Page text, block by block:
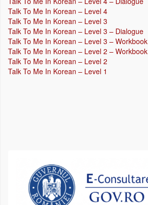
Talk To Me In Korean – Level 4
Talk To Me In Korean – Level 3
Talk To Me In Korean – Level 3 – Dialogue
Talk To Me In Korean – Level 3 – Workbook
Talk To Me In Korean – Level 2 – Workbook
Talk To Me In Korean – Level 2
Talk To Me In Korean – Level 1